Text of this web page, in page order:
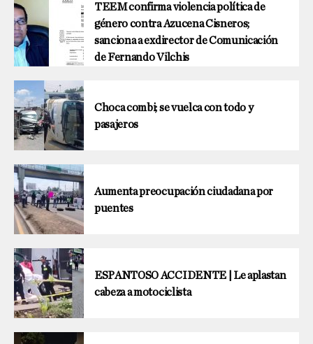
TEEM confirma violencia política de
género contra Azucena Cisneros;
sanciona a exdirector de Comunicación
de Fernando Vilchis
Choca combi; se vuelca con todo y
pasajeros
Aumenta preocupación ciudadana por
puentes
ESPANTOSO ACCIDENTE | Le aplastan
cabeza a motociclista